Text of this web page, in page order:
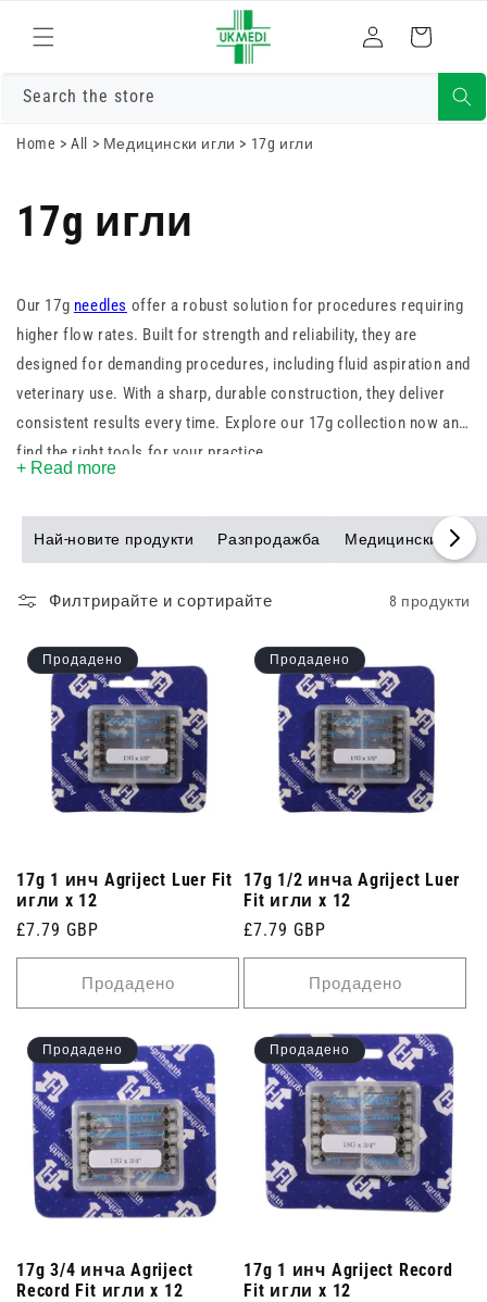
към
съдържанието
Влизам Количка
Search the store
Home >All > Медицински игли > 17g игли
17g игли
Our 17g needles offer a robust solution for procedures requiring
higher flow rates. Built for strength and reliability, they are
designed for demanding procedures, including fluid aspiration and
veterinary use. With a sharp, durable construction, they deliver
consistent results every time. Explore our 17g collection now and
find the right tools for your practice.
+ Read more
Най-новите продукти Разпродажба Медицински игли
Филтрирайте и сортирайте 8 продукти
Продадено
17g 1 инч Agriject Luer Fit
игли x 12
Редовна
цена
£7.79 GBP
Продадено
Продадено
17g 1/2 инча Agriject Luer
Fit игли x 12
Редовна
цена
£7.79 GBP
Продадено
Продадено
17g 3/4 инча Agriject
Record Fit игли x 12
Продадено
17g 1 инч Agriject Record
Fit игли x 12